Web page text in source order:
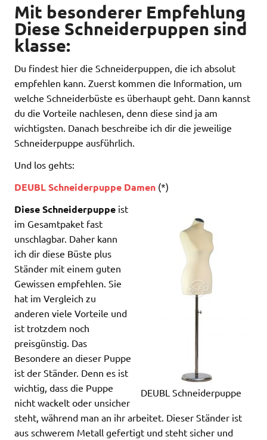
Mit besonderer Empfehlung
Diese Schneiderpuppen sind
klasse:
Du findest hier die Schneiderpuppen, die ich absolut
empfehlen kann. Zuerst kommen die Information, um
welche Schneiderbüste es überhaupt geht. Dann kannst
du die Vorteile nachlesen, denn diese sind ja am
wichtigsten. Danach beschreibe ich dir die jeweilige
Schneiderpuppe ausführlich.
Und los gehts:
DEUBL Schneiderpuppe Damen (*)
DEUBL Schneiderpuppe
Diese Schneiderpuppe ist
im Gesamtpaket fast
unschlagbar. Daher kann
ich dir diese Büste plus
Ständer mit einem guten
Gewissen empfehlen. Sie
hat im Vergleich zu
anderen viele Vorteile und
ist trotzdem noch
preisgünstig. Das
Besondere an dieser Puppe
ist der Ständer. Denn es ist
wichtig, dass die Puppe
nicht wackelt oder unsicher
steht, während man an ihr arbeitet. Dieser Ständer ist
aus schwerem Metall gefertigt und steht sicher und